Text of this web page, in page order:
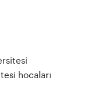
hocaları